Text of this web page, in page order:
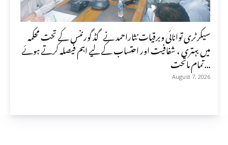
سیکرٹری توانائی وبرقیات نثاراحمد نے گڈ گورننس کے تحت محکمہ
میں بہتری ، شفافیت اور احتساب کے لیے اہم فیصلہ کرتے ہوئے
تمام ماتحت...
August 7, 2026